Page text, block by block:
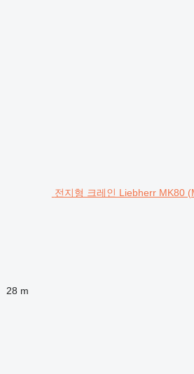
전지형 크레인 Liebherr MK80
28 m